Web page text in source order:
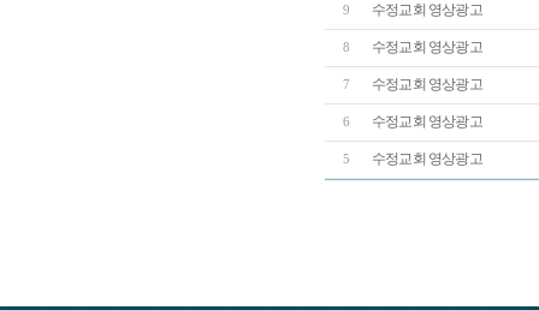
9 수정교회 영상광고
8 수정교회 영상광고
7 수정교회 영상광고
6 수정교회 영상광고
5 수정교회 영상광고